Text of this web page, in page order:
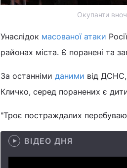
Окупанти
Унаслідок масованої атаки
районах міста. Є поранені та
За останніми даними від ДСНС,
Кличко, серед поранених є
"Троє постраждалих
ВІДЕО ДНЯ